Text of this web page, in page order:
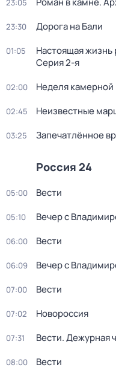
23:05
23:30 Дорога на Бали
01:05 Настоящая жизнь
Серия 2-я
02:00 Неделя камерной
02:45 Неизвестные
03:25 Запечатлённое
Россия 24
05:00 Вести
05:10 Вечер с
06:00 Вести
06:09 Вечер с
07:00 Вести
07:02 Новороссия
07:31 Вести. Дежурная
08:00 Вести